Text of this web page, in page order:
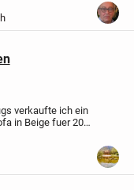
verkaufte ich ein
in Beige fuer 200
(kaufprise 990
Betthasten,...